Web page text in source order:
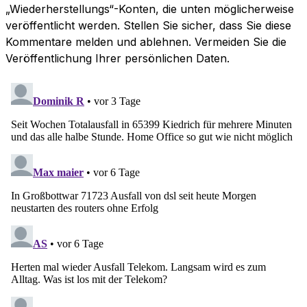
„Wiederherstellungs“-Konten, die unten möglicherweise
veröffentlicht werden. Stellen Sie sicher, dass Sie diese
Kommentare melden und ablehnen. Vermeiden Sie die
Veröffentlichung Ihrer persönlichen Daten.